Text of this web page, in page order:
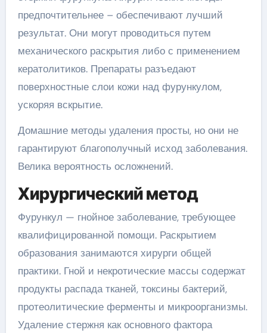
предпочтительнее – обеспечивают лучший
результат. Они могут проводиться путем
механического раскрытия либо с применением
кератолитиков. Препараты разъедают
поверхностные слои кожи над фурункулом,
ускоряя вскрытие.
Домашние методы удаления просты, но они не
гарантируют благополучный исход заболевания.
Велика вероятность осложнений.
Хирургический метод
Фурункул — гнойное заболевание, требующее
квалифицированной помощи. Раскрытием
образования занимаются хирурги общей
практики. Гной и некротические массы содержат
продукты распада тканей, токсины бактерий,
протеолитические ферменты и микроорганизмы.
Удаление стержня как основного фактора